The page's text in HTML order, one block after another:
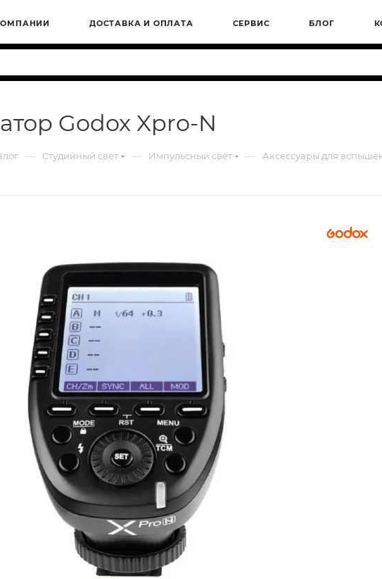
ДОСТАВКА И ОПЛАТА СЕРВИС БЛОГ
Godox Xpro-N
— Студийный свет — Импульсный свет — Аксессуары для